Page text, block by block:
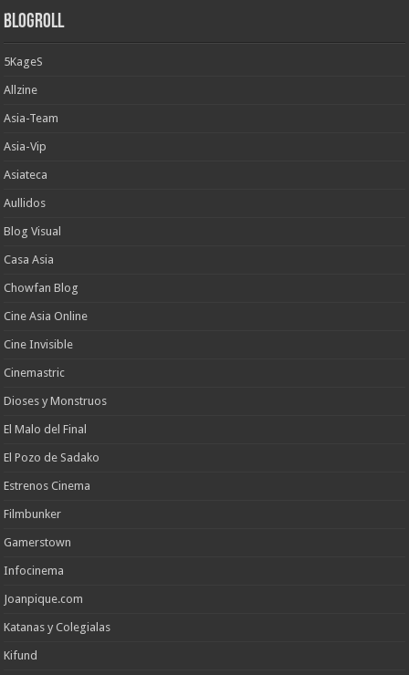
Blogroll
5KageS
Allzine
Asia-Team
Asia-Vip
Asiateca
Aullidos
Blog Visual
Casa Asia
Chowfan Blog
Cine Asia Online
Cine Invisible
Cinemastric
Dioses y Monstruos
El Malo del Final
El Pozo de Sadako
Estrenos Cinema
Filmbunker
Gamerstown
Infocinema
Joanpique.com
Katanas y Colegialas
Kifund